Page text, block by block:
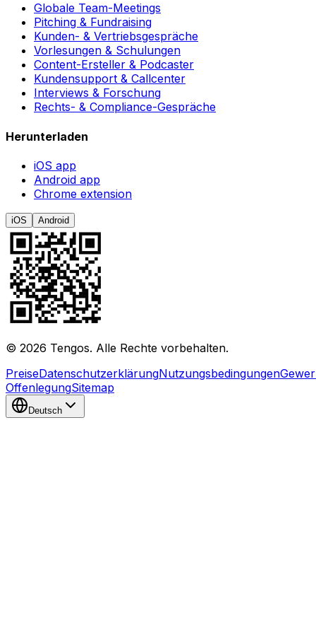
Globale Team-Meetings
Pitching & Fundraising
Kunden- & Vertriebsgespräche
Vorlesungen & Schulungen
Content-Ersteller & Podcaster
Kundensupport & Callcenter
Interviews & Forschung
Rechts- & Compliance-Gespräche
Herunterladen
iOS app
Android app
Chrome extension
iOS Android
© 2026 Tengos. Alle Rechte vorbehalten.
PreiseDatenschutzerklärungNutzungsbedingungen
OffenlegungSitemap
Deutsch